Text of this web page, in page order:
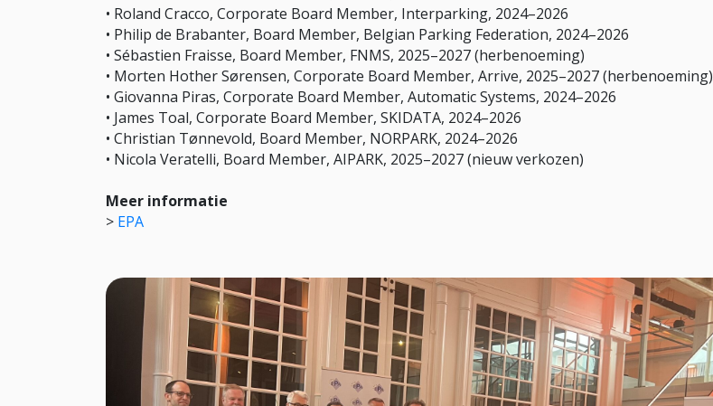
• Roland Cracco, Corporate Board Member, Interparking, 2024–2026
• Philip de Brabanter, Board Member, Belgian Parking Federation, 2024–2026
• Sébastien Fraisse, Board Member, FNMS, 2025–2027 (herbenoeming)
• Morten Hother Sørensen, Corporate Board Member, Arrive, 2025–2027 (herbenoeming)
• Giovanna Piras, Corporate Board Member, Automatic Systems, 2024–2026
• James Toal, Corporate Board Member, SKIDATA, 2024–2026
• Christian Tønnevold, Board Member, NORPARK, 2024–2026
• Nicola Veratelli, Board Member, AIPARK, 2025–2027 (nieuw verkozen)
Meer informatie
> EPA